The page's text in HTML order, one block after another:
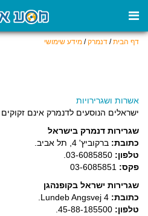
דף הבית/ דנמרק/ מידע שימושי
אשרות ושגרירויות
ישראלים הנוסעים לדנמרק אינם
שגרירות דנמרק בישראל
כתובת: ברקוביץ' 4, תל אביב.
טלפון:
פקס:
שגרירות ישראל בקופנהגן
כתובת:
טלפון: